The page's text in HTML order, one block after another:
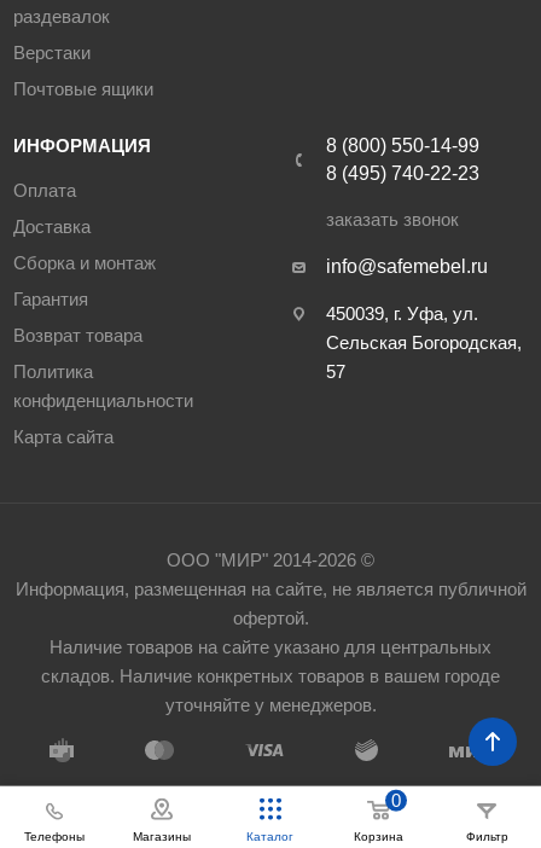
раздевалок
Верстаки
Почтовые ящики
ИНФОРМАЦИЯ
Оплата
Доставка
Сборка и монтаж
Гарантия
Возврат товара
Политика
конфиденциальности
Карта сайта
8 (800) 550-14-99
8 (495) 740-22-23
заказать звонок
info@safemebel.ru
450039, г. Уфа, ул.
Сельская Богородская,
57
ООО "МИР" 2014-2026 ©
Информация, размещенная на сайте, не является публичной
офертой.
Наличие товаров на сайте указано для центральных
складов. Наличие конкретных товаров в вашем городе
уточняйте у менеджеров.
Телефоны Магазины Каталог Корзина
0
Фильтр